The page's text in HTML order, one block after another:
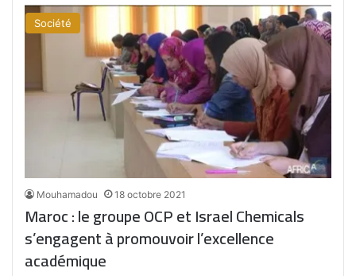
Société
Mouhamadou 18 octobre 2021
Maroc : le groupe OCP et Israel Chemicals
s’engagent à promouvoir l’excellence
académique